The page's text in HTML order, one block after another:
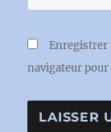
Enregistrer
navigateur